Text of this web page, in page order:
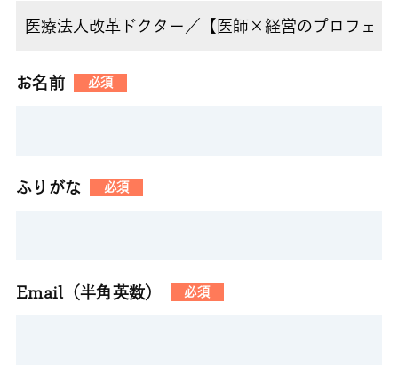
お名前 必須
ふりがな 必須
Email（半角英数） 必須